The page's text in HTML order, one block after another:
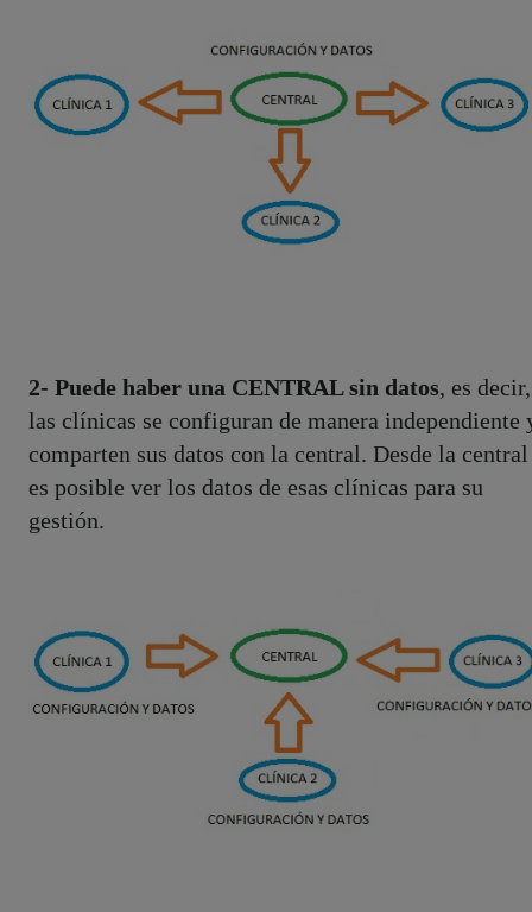
2- Puede haber una CENTRAL sin datos, es decir,
las clínicas se configuran de manera independiente
comparten sus datos con la central. Desde la central
es posible ver los datos de esas clínicas para su
gestión.